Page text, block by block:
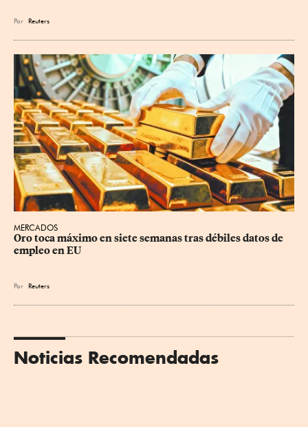
Por Reuters
MERCADOS
Oro toca máximo en siete semanas tras débiles datos de
empleo en EU
Por Reuters
Noticias Recomendadas